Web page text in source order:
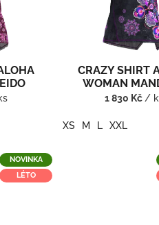
CRAZY SHIRT
WOMAN
1 830 Kč /
XS M L XXL
NOVINKA
LÉTO